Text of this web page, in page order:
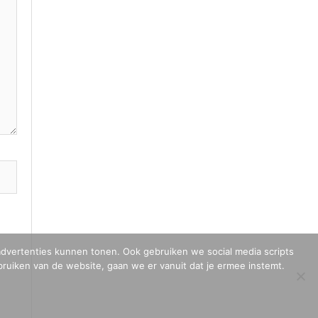
kunnen tonen. Ook gebruiken we social media scripts
van de website, gaan we er vanuit dat je ermee instemt.